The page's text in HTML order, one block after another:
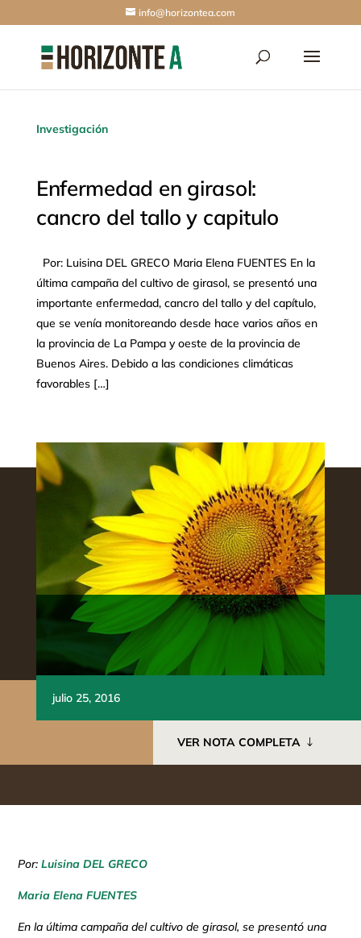
info@horizontea.com
Investigación
Enfermedad en girasol:
cancro del tallo y capitulo
Por: Luisina DEL GRECO Maria Elena FUENTES En la
última campaña del cultivo de girasol, se presentó una
importante enfermedad, cancro del tallo y del capítulo,
que se venía monitoreando desde hace varios años en
la provincia de La Pampa y oeste de la provincia de
Buenos Aires. Debido a las condiciones climáticas
favorables […]
julio 25, 2016
VER NOTA COMPLETA
Por:Luisina DEL GRECO
Maria Elena FUENTES
En la última campaña del cultivo de girasol, se presentó una